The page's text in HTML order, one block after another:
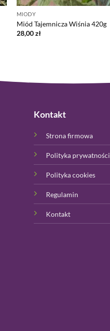
MIODY
Miód Tajemnicza Wiśnia 420g
28,00zł
Kontakt
Strona firmowa
Polityka prywatności
Polityka cookies
Regulamin
Kontakt